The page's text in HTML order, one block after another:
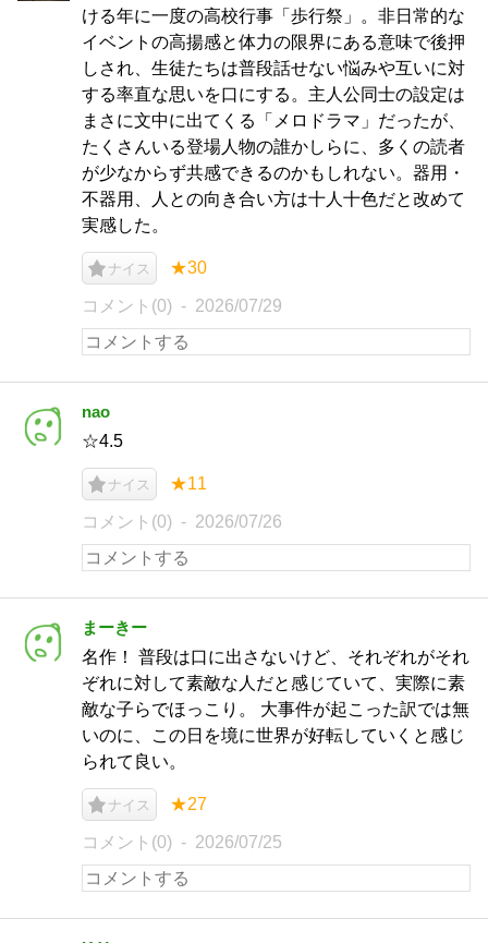
ける年に一度の高校行事「歩行祭」。非日常的な
イベントの高揚感と体力の限界にある意味で後押
しされ、生徒たちは普段話せない悩みや互いに対
する率直な思いを口にする。主人公同士の設定は
まさに文中に出てくる「メロドラマ」だったが、
たくさんいる登場人物の誰かしらに、多くの読者
が少なからず共感できるのかもしれない。器用・
不器用、人との向き合い方は十人十色だと改めて
実感した。
ナイス ★30
コメント(0) 2026/07/29
nao
☆4.5
ナイス ★11
コメント(0) 2026/07/26
まーきー
名作！ 普段は口に出さないけど、それぞれがそれ
ぞれに対して素敵な人だと感じていて、実際に素
敵な子らでほっこり。 大事件が起こった訳では無
いのに、この日を境に世界が好転していくと感じ
られて良い。
ナイス ★27
コメント(0) 2026/07/25